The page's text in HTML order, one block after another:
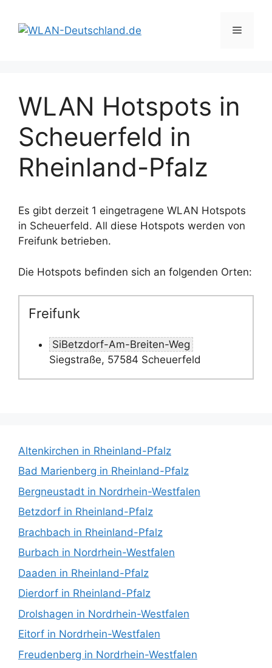
Inhalt
springen
Menü
WLAN Hotspots in
Scheuerfeld in
Rheinland-Pfalz
Es gibt derzeit 1 eingetragene WLAN Hotspots
in Scheuerfeld. All diese Hotspots werden von
Freifunk betrieben.
Die Hotspots befinden sich an folgenden Orten:
Freifunk
SiBetzdorf-Am-Breiten-Weg
Siegstraße, 57584 Scheuerfeld
Altenkirchen in Rheinland-Pfalz
Bad Marienberg in Rheinland-Pfalz
Bergneustadt in Nordrhein-Westfalen
Betzdorf in Rheinland-Pfalz
Brachbach in Rheinland-Pfalz
Burbach in Nordrhein-Westfalen
Daaden in Rheinland-Pfalz
Dierdorf in Rheinland-Pfalz
Drolshagen in Nordrhein-Westfalen
Eitorf in Nordrhein-Westfalen
Freudenberg in Nordrhein-Westfalen